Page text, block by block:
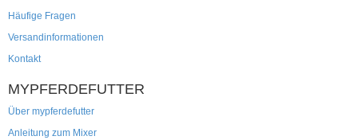
Häufige Fragen
Versandinformationen
Kontakt
MYPFERDEFUTTER
Über mypferdefutter
Anleitung zum Mixer